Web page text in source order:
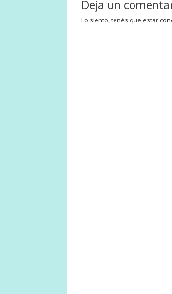
Deja un
Lo siento, tenés que estar